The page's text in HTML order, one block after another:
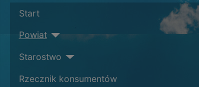
Start
Powiat
Starostwo
Rzecznik konsumentów